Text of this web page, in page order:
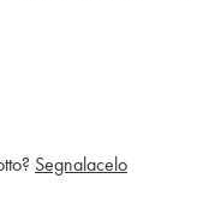
Segnalacelo